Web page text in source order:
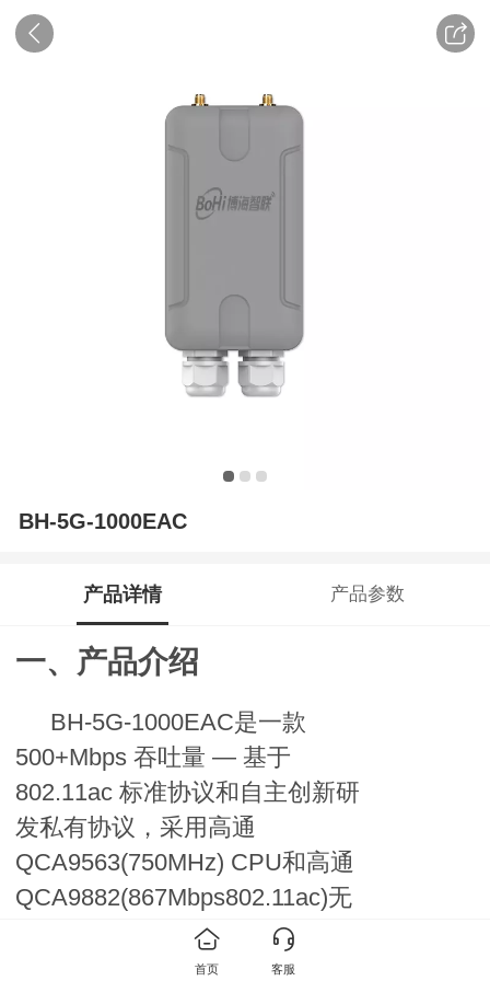
BH-5G-1000EAC
产品详情 产品参数
一、产品介绍
BH-5G-1000EAC是一款
500+Mbps 吞吐量 — 基于
802.11ac 标准协议和自主创新研
发私有协议，采用高通
QCA9563(750MHz) CPU和高通
QCA9882(867Mbps802.11ac)无
64 MBytes RAM 16
MBytes 闪存，支持千兆以太网口
首页 客服